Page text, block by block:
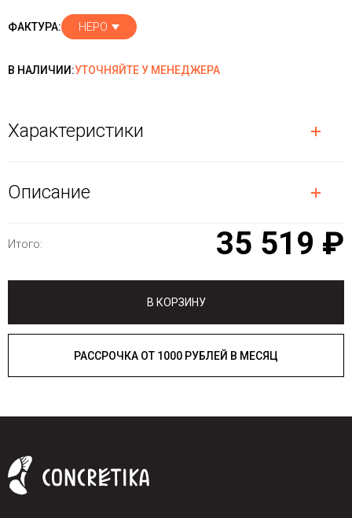
ФАКТУРА: НЕРО
В НАЛИЧИИ:УТОЧНЯЙТЕ У МЕНЕДЖЕРА
Характеристики
Описание
Итого: 35 519 ₽
В КОРЗИНУ
РАССРОЧКА ОТ 1000 РУБЛЕЙ В МЕСЯЦ